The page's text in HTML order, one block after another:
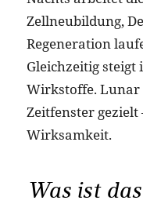
Zellneubildung,
Regeneration
Gleichzeitig
Wirkstoffe. Lunar
Zeitfenster
Wirksamkeit.
Was ist